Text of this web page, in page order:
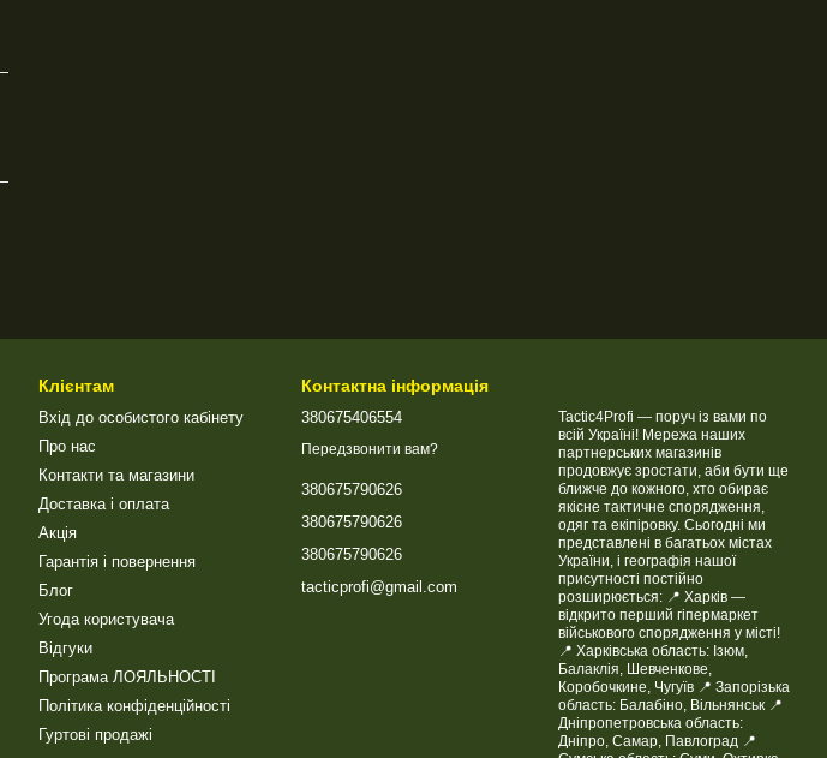
Клієнтам
Вхід до особистого кабінету
Про нас
Контакти та магазини
Доставка і оплата
Акція
Гарантія і повернення
Блог
Угода користувача
Відгуки
Програма ЛОЯЛЬНОСТІ
Політика конфіденційності
Гуртові продажі
Контактна інформація
380675406554
Передзвонити вам?
380675790626
380675790626
380675790626
tacticprofi@gmail.com
Tactic4Profi — поруч із вами по
всій Україні! Мережа наших
партнерських магазинів
продовжує зростати, аби бути ще
ближче до кожного, хто обирає
якісне тактичне спорядження,
одяг та екіпіровку. Сьогодні ми
представлені в багатьох містах
України, і географія нашої
присутності постійно
розширюється: 📍 Харків —
відкрито перший гіпермаркет
військового спорядження у місті!
📍 Харківська область: Ізюм,
Балаклія, Шевченкове,
Коробочкине, Чугуїв 📍 Запорізька
область: Балабіно, Вільнянськ 📍
Дніпропетровська область:
Дніпро, Самар, Павлоград 📍